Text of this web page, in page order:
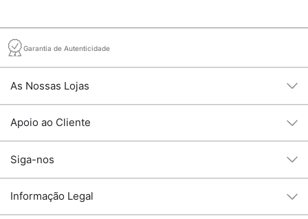
Garantia de Autenticidade
As Nossas Lojas
Apoio ao Cliente
Siga-nos
Informação Legal